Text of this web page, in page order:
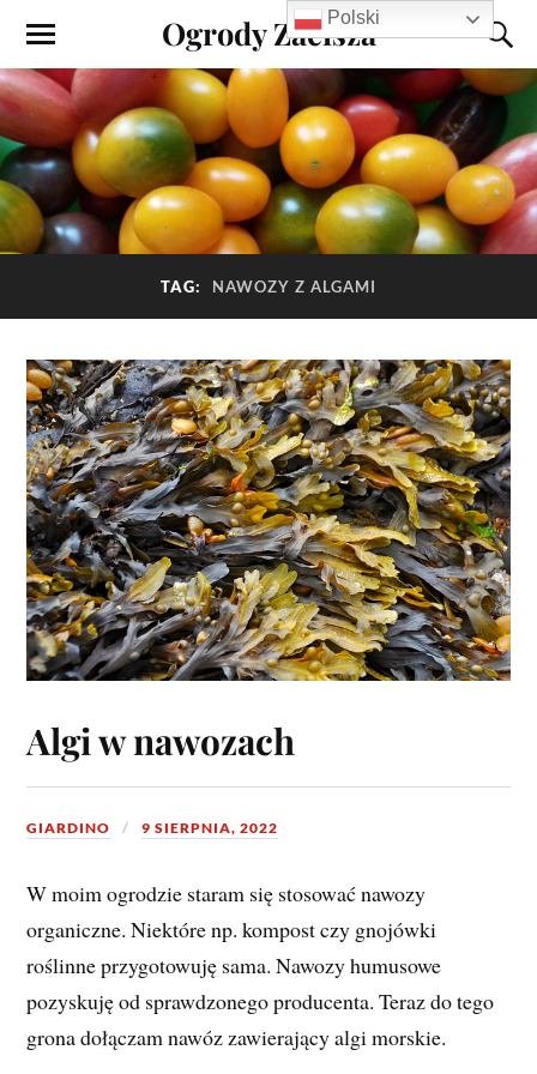
Ogrody Zacisza
TAG: NAWOZY Z ALGAMI
Algi w nawozach
GIARDINO 9 SIERPNIA, 2022
W moim ogrodzie staram się stosować nawozy
organiczne. Niektóre np. kompost czy gnojówki
roślinne przygotowuję sama. Nawozy humusowe
pozyskuję od sprawdzonego producenta. Teraz do tego
grona dołączam nawóz zawierający algi morskie.
Polski